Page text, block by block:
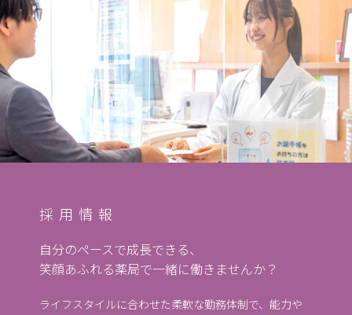
採用情報
自分のペースで成長できる、
笑顔あふれる薬局で一緒に働きませんか？
ライフスタイルに合わせた柔軟な勤務体制で、能力や